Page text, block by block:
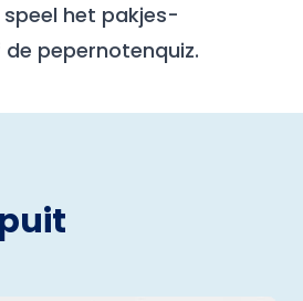
het pakjes-
pepernotenquiz.